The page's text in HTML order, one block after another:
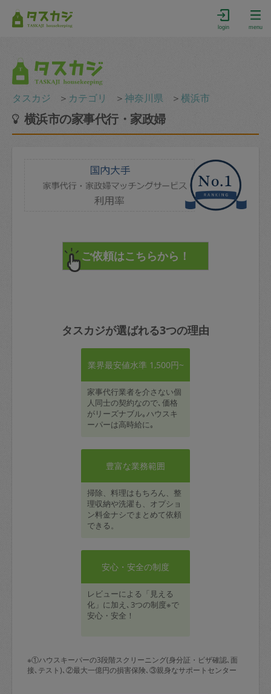
login menu
タスカジ ＞ カテゴリ ＞神奈川県 ＞横浜市
横浜市の家事代行・家政婦
タスカジが選ばれる3つの理由
業界最安値水準 1,500円~
家事代行業者を介さない個
人同士の契約なので､価格
がリーズナブル｡ハウスキ
ーパーは高時給に｡
豊富な業務範囲
掃除、料理はもちろん、整
理収納や洗濯も、オプショ
ン料金ナシでまとめて依頼
できる。
安心・安全の制度
レビューによる「見える
化」に加え､3つの制度※で
安心・安全！
※①ハウスキーパーの3段階スクリーニング(身分証・ビザ確認､面
接､テスト)､②最大一億円の損害保険､③親身なサポートセンター